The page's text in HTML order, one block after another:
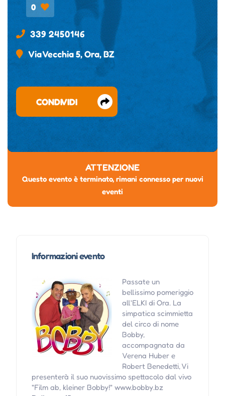
0
339 2450146
Via Vecchia 5, Ora, BZ
CONDIVIDI
ATTENZIONE
Questo evento è terminato, rimani connesso per nuovi
eventi
Informazioni evento
Passate un
bellissimo pomeriggio
all'ELKI di Ora. La
simpatica scimmietta
del circo di nome
Bobby,
accompagnata da
Verena Huber e
Robert Benedetti, Vi
presenterà il suo nuovissimo spettacolo dal vivo
"Film ab, kleiner Bobby!" www.bobby.bz